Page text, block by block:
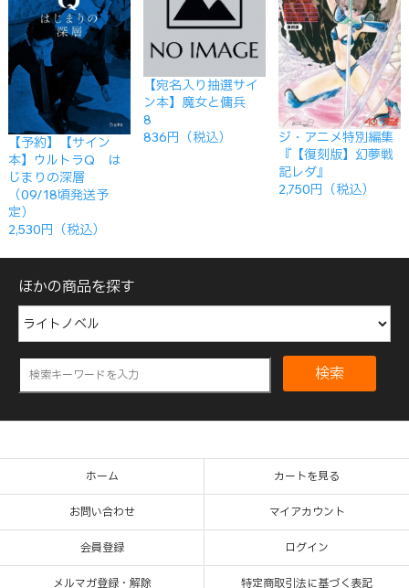
【予約】【サイン
本】ウルトラQ は
じまりの深層
（09/18頃発送予
定）
2,530円（税込）
【宛名入り抽選サイ
ン本】魔女と傭兵
8
836円（税込）
ジ・アニメ特別編集
『【復刻版】幻夢戦
記レダ』
2,750円（税込）
ほかの商品を探す
検索
ホーム カートを見る
お問い合わせ マイアカウント
会員登録 ログイン
メルマガ登録・解除 特定商取引法に基づく表記